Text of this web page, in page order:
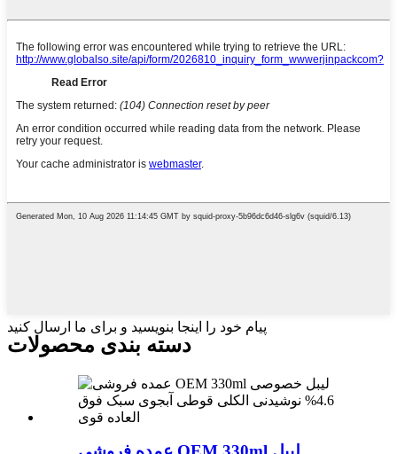
پیام خود را اینجا بنویسید و برای ما ارسال کنید
دسته بندی محصولات